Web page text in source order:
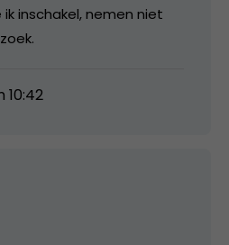
inschakel, nemen niet
10:42